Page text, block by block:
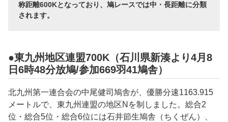
称距離600Kとなっており、鳩レースでは中・長距離に分類
されます。
●東九州地区連盟700K（石川県新湊より4月8
日6時48分放鳩/参加669羽41鳩舎）
北九州第一連合会の中尾健司鳩舎が、優勝分速1163.915
メートルで、東九州連盟の地区Nを制しました。総合2
位・総合5位・総合6位には石井節生鳩舎（ちくぜん）、